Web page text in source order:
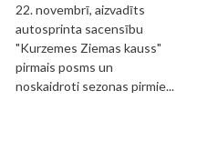
22. novembrī, aizvadīts
autosprinta sacensību
"Kurzemes Ziemas kauss"
pirmais posms un
noskaidroti sezonas pirmie...